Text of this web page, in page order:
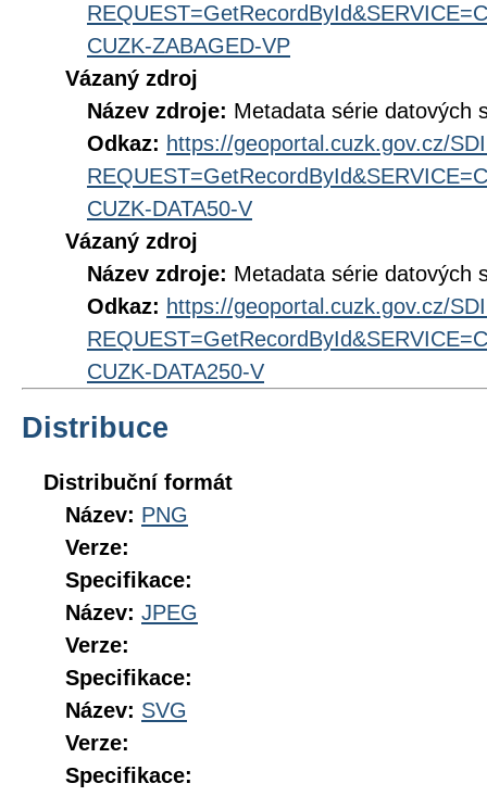
CUZK-ZABAGED-VP
Vázaný zdroj
Název zdroje: Metadata série datových
Odkaz: https://geoportal.cuzk.gov.cz/
CUZK-DATA50-V
Vázaný zdroj
Název zdroje: Metadata série datových
Odkaz: https://geoportal.cuzk.gov.cz/
CUZK-DATA250-V
Distribuce
Distribuční formát
Název: PNG
Verze:
Specifikace:
Název: JPEG
Verze:
Specifikace:
Název: SVG
Verze:
Specifikace: